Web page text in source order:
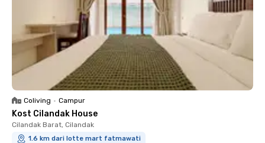
Coliving • Campur
Kost Cilandak House
Cilandak Barat, Cilandak
1.6 km dari lotte mart fatmawati